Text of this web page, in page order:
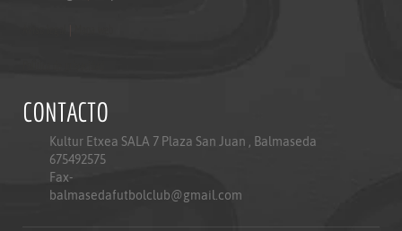
CONTACTO
Kultur Etxea SALA 7 Plaza San Juan , Balmaseda
675492575
Fax-
balmasedafutbolclub@gmail.com